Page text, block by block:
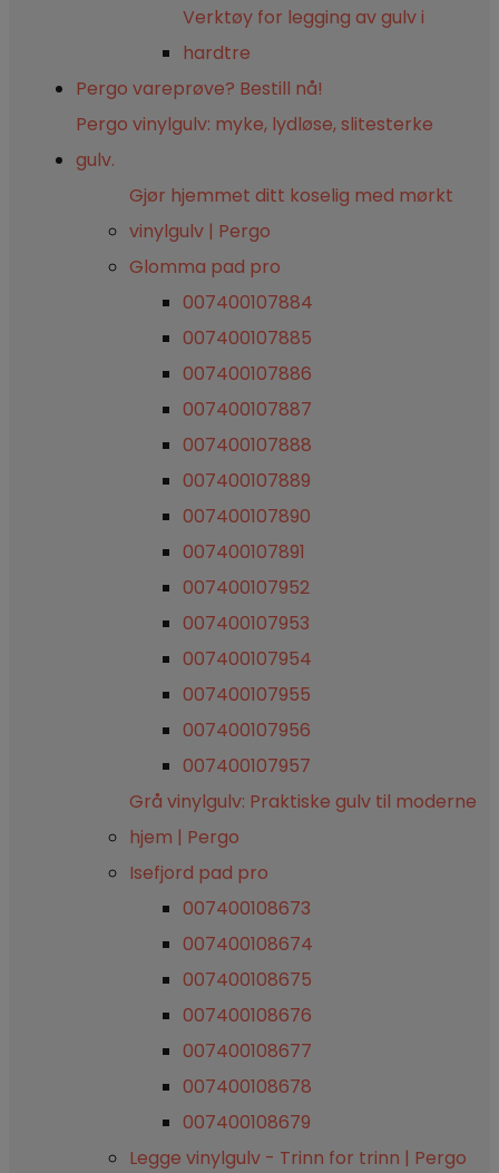
Verktøy for legging av gulv i
hardtre
Pergo vareprøve? Bestill nå!
Pergo vinylgulv: myke, lydløse, slitesterke
gulv.
Gjør hjemmet ditt koselig med mørkt
vinylgulv | Pergo
Glomma pad pro
007400107884
007400107885
007400107886
007400107887
007400107888
007400107889
007400107890
007400107891
007400107952
007400107953
007400107954
007400107955
007400107956
007400107957
Grå vinylgulv: Praktiske gulv til moderne
hjem | Pergo
Isefjord pad pro
007400108673
007400108674
007400108675
007400108676
007400108677
007400108678
007400108679
Legge vinylgulv - Trinn for trinn | Pergo